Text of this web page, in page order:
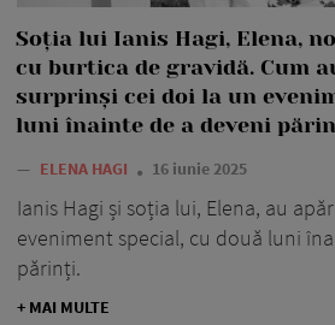
Soția lui Ianis Hagi, Elena,
cu burtica de gravidă. Cum
surprinși cei doi la un
luni înainte de a deveni
— ELENA HAGI 16 iunie 2025
Ianis Hagi și soția lui, Elena, au
eveniment special, cu două luni
părinți.
+ MAI MULTE